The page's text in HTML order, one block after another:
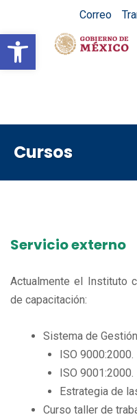
Abrir barra
Correo
Cursos
Servicio externo
Actualmente el Instituto
de capacitación:
Sistema de
ISO 9000:2000.
ISO 9001:2000.
Estrategia de
Curso taller de